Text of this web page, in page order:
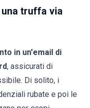
truffa via
in un'email di
, assicurati di
Di solito, i
rubate e poi le